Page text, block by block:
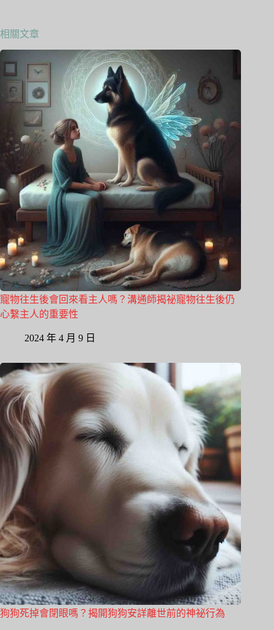
相關文章
寵物往生後會回來看主人嗎？溝通師揭祕寵物往生後仍
心繫主人的重要性
2024 年 4 月 9 日
狗狗死掉會閉眼嗎？揭開狗狗安詳離世前的神祕行為